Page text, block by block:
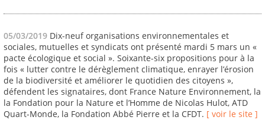
05/03/2019 Dix-neuf organisations environnementales et
sociales, mutuelles et syndicats ont présenté mardi 5 mars un «
pacte écologique et social ». Soixante-six propositions pour à la
fois « lutter contre le dérèglement climatique, enrayer l’érosion
de la biodiversité et améliorer le quotidien des citoyens »,
défendent les signataires, dont France Nature Environnement, la
la Fondation pour la Nature et l’Homme de Nicolas Hulot, ATD
Quart-Monde, la Fondation Abbé Pierre et la CFDT. [ voir le site ]